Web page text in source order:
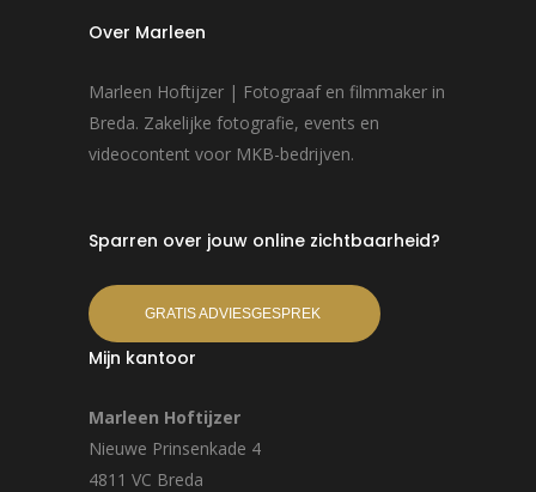
Over Marleen
Marleen Hoftijzer | Fotograaf en filmmaker in
Breda. Zakelijke fotografie, events en
videocontent voor MKB-bedrijven.
Sparren over jouw online zichtbaarheid?
GRATIS ADVIESGESPREK
Mijn kantoor
Marleen Hoftijzer
Nieuwe Prinsenkade 4
4811 VC Breda